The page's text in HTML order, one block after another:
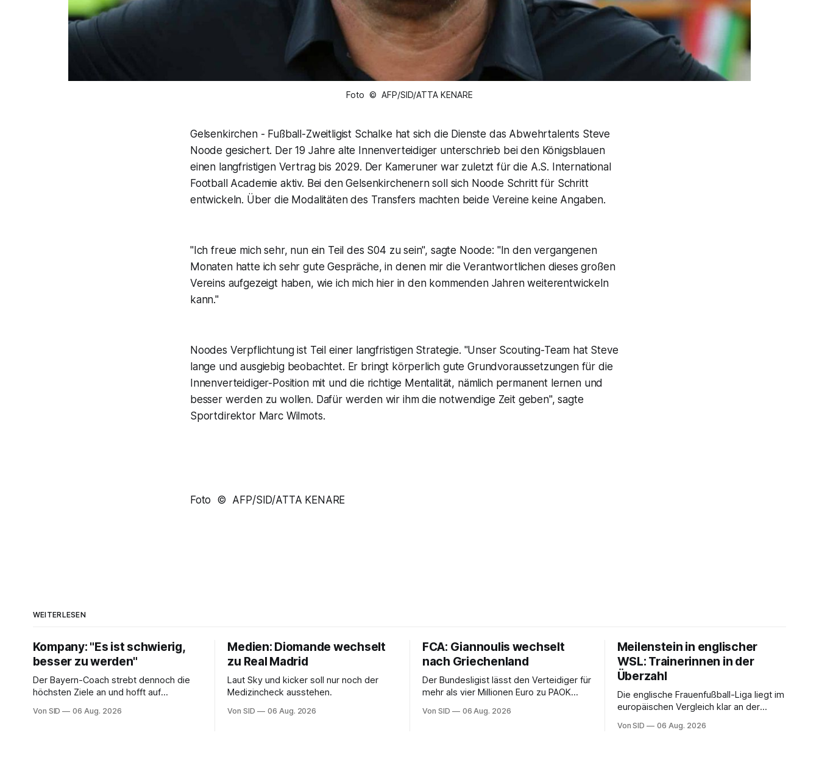
Foto © AFP/SID/ATTA KENARE
Gelsenkirchen - Fußball-Zweitligist Schalke hat sich die Dienste das Abwehrtalents Steve
Noode gesichert. Der 19 Jahre alte Innenverteidiger unterschrieb bei den Königsblauen
einen langfristigen Vertrag bis 2029. Der Kameruner war zuletzt für die A.S. International
Football Academie aktiv. Bei den Gelsenkirchenern soll sich Noode Schritt für Schritt
entwickeln. Über die Modalitäten des Transfers machten beide Vereine keine Angaben.
"Ich freue mich sehr, nun ein Teil des S04 zu sein", sagte Noode: "In den vergangenen
Monaten hatte ich sehr gute Gespräche, in denen mir die Verantwortlichen dieses großen
Vereins aufgezeigt haben, wie ich mich hier in den kommenden Jahren weiterentwickeln
kann."
Noodes Verpflichtung ist Teil einer langfristigen Strategie. "Unser Scouting-Team hat Steve
lange und ausgiebig beobachtet. Er bringt körperlich gute Grundvoraussetzungen für die
Innenverteidiger-Position mit und die richtige Mentalität, nämlich permanent lernen und
besser werden zu wollen. Dafür werden wir ihm die notwendige Zeit geben", sagte
Sportdirektor Marc Wilmots.
Foto © AFP/SID/ATTA KENARE
WEITERLESEN
Kompany: "Es ist schwierig,
besser zu werden"
Der Bayern-Coach strebt dennoch die
höchsten Ziele an und hofft auf
Von SID 06 Aug. 2026
Medien: Diomande wechselt
zu Real Madrid
Laut Sky und kicker soll nur noch der
Medizincheck ausstehen.
Von SID 06 Aug. 2026
FCA: Giannoulis wechselt
nach Griechenland
Der Bundesligist lässt den Verteidiger für
mehr als vier Millionen Euro zu PAOK
schon da.
Von SID 06 Aug. 2026
Meilenstein in englischer
WSL: Trainerinnen in der
Überzahl
Die englische Frauenfußball-Liga liegt im
europäischen Vergleich klar an der
noch eine Ausnahme.
Von SID 06 Aug. 2026